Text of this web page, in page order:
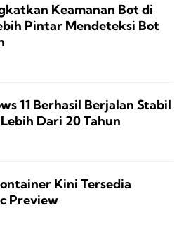
Keamanan Bot di
Pintar Mendeteksi Bot
11 Berhasil Berjalan Stabil
Dari 20 Tahun
Kini Tersedia
Preview